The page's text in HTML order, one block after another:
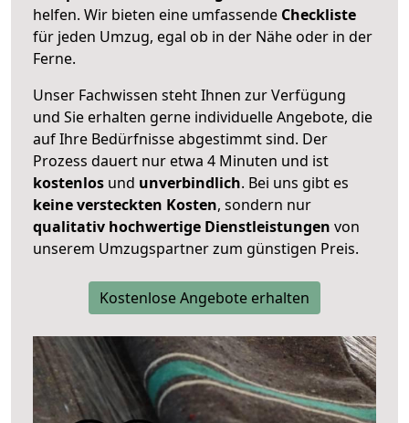
helfen. Wir bieten eine umfassende Checkliste
für jeden Umzug, egal ob in der Nähe oder in der
Ferne.
Unser Fachwissen steht Ihnen zur Verfügung
und Sie erhalten gerne individuelle Angebote, die
auf Ihre Bedürfnisse abgestimmt sind. Der
Prozess dauert nur etwa 4 Minuten und ist
kostenlos und unverbindlich. Bei uns gibt es
keine versteckten Kosten, sondern nur
qualitativ hochwertige Dienstleistungen von
unserem Umzugspartner zum günstigen Preis.
Kostenlose Angebote erhalten